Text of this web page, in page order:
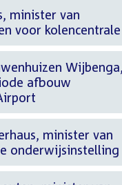
minister van
voor kolencentrale
afbouw
minister van
onderwijsinstelling